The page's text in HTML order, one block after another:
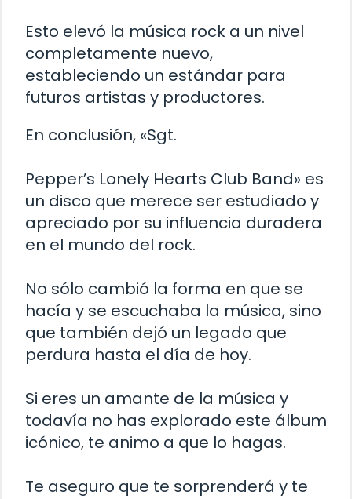
Esto elevó la música rock a un nivel
completamente nuevo,
estableciendo un estándar para
futuros artistas y productores.
En conclusión, «Sgt.
Pepper’s Lonely Hearts Club Band» es
un disco que merece ser estudiado y
apreciado por su influencia duradera
en el mundo del rock.
No sólo cambió la forma en que se
hacía y se escuchaba la música, sino
que también dejó un legado que
perdura hasta el día de hoy.
Si eres un amante de la música y
todavía no has explorado este álbum
icónico, te animo a que lo hagas.
Te aseguro que te sorprenderá y te